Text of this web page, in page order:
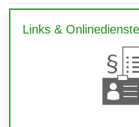
Links & Onlinedienste